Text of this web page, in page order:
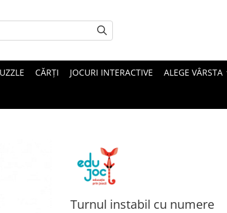
CĂRȚI JOCURI INTERACTIVE ALEGE VÂRSTA
Turnul instabil cu numere